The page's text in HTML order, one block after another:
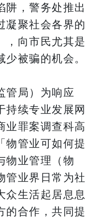
阱，警务处推出
凝聚社会各界的
，向市民尤其是
被骗的机会。
管局）为响应
持续专业发展网
业罪案调查科高
物管业可如何提
物业管理（物
管业界日常为社
众生活起居息息
的合作，共同提